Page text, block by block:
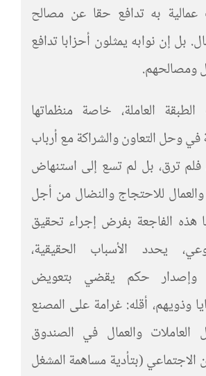
عمالية به تدافع حقا عن مصالح
بل إن نوابه يمثلون أحزابا تدافع
ومصالحهم.
العاملة، خاصة منظماتها
في وحل التعاون والشراكة مع أرباب
فلم ترق، بل لم تسع إلى استنهاض
للاحتجاج والنضال من أجل
الفاجعة بفرض إجراء تحقيق
يحدد الأسباب الحقيقية،
وإصدار حكم يقضي بتعويض
وذويهم، أقله: غرامة على المصنع
والعمال في الصندوق
الاجتماعي (بتأدية مساهمة المشغل